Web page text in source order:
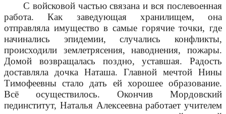
С войсковой частью связана и вся послевоенная
работа. Как заведующая хранилищем, она
отправляла имущество в самые горячие точки, где
начинались эпидемии, случались конфликты,
происходили землетрясения, наводнения, пожары.
Домой возвращалась поздно, уставшая. Радость
доставляла дочка Наташа. Главной мечтой Нины
Тимофеевны стало дать ей хорошее образование.
Всё осуществилось. Окончив Мордовский
пединститут, Наталья Алексеевна работает учителем